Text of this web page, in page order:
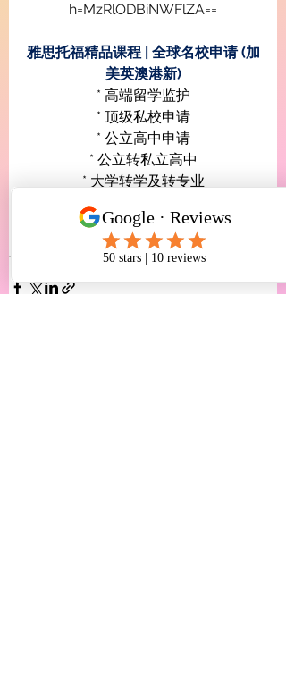
h=MzRlODBiNWFlZA==
雅思托福精品课程 | 全球名校申请 (加
美英澳港新)
* 高端留学监护
* 顶级私校申请
* 公立高中申请
* 公立转私立高中
* 大学转学及转专业
* 留学生移民及签证服务